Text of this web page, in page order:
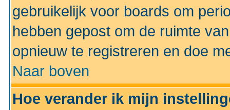
gebruikelijk voor boards om
hebben gepost om de ruimte
opnieuw te registreren en doe
Naar boven
Hoe verander ik mijn